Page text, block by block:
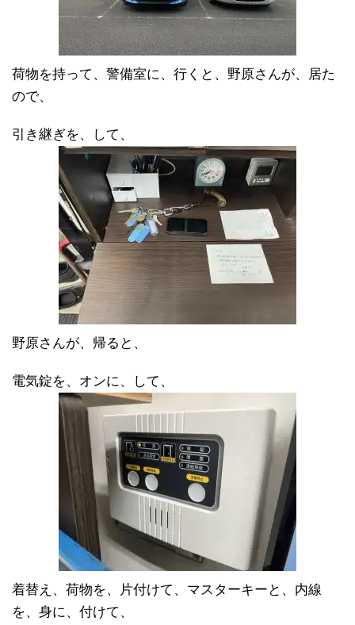
荷物を持って、警備室に、行くと、野原さんが、居た
ので、
引き継ぎを、して、
野原さんが、帰ると、
電気錠を、オンに、して、
着替え、荷物を、片付けて、マスターキーと、内線
を、身に、付けて、